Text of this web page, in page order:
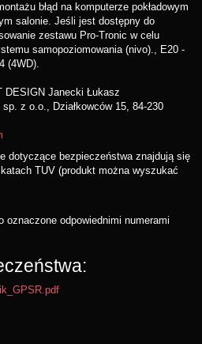
błąd na komputerze pokładowym
salonie. Jeśli jest dostępny do
zestawu Pro-Tronic w celu
samopoziomowania (nivo)., E20 -
(4WD).
DESIGN Janecki Łukasz
sp. z o.o., Działkowców 15, 84-230
dotyczące bezpieczeństwa znajdują się
TUV (produkt można wyszukać
oznaczone odpowiednimi numerami